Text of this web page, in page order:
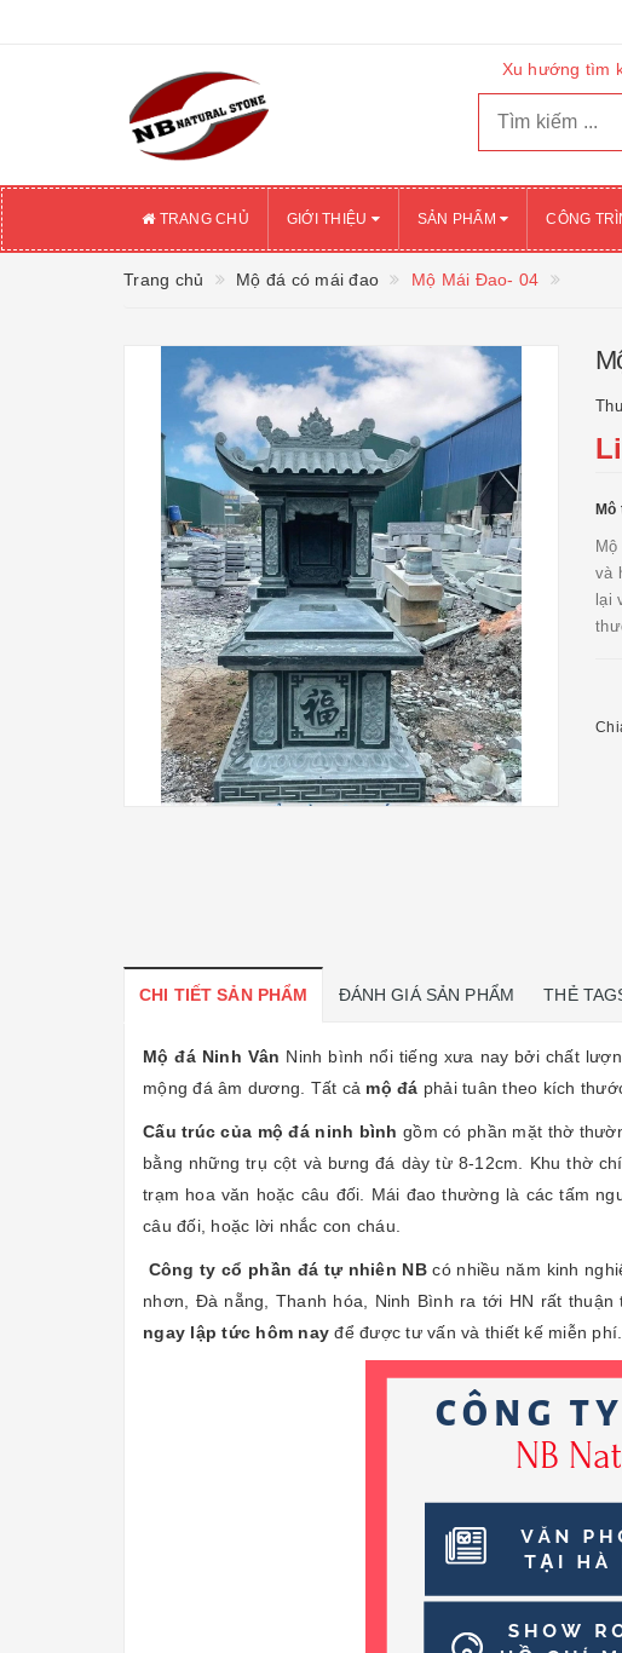
Xu hướng tìm
TRANG CHỦ GIỚI THIỆU SẢN PHẨM CÔNG
Trang chủ Mộ đá có mái đao Mộ Mái Đao- 04
Mô
và
lại
CHI TIẾT SẢN PHẨM ĐÁNH GIÁ SẢN PHẨM THẺ
Mộ đá Ninh Vân Ninh bình nổi tiếng xưa nay bởi chất
mộng đá âm dương. Tất cả mộ đá phải tuân theo kích
Cấu trúc của mộ đá ninh bình gồm có phần mặt thờ
bằng những trụ cột và bưng đá dày từ 8-12cm. Khu thờ
trạm hoa văn hoặc câu đối. Mái đao thường là các tấm
câu đối, hoặc lời nhắc con cháu.
Công ty cổ phần đá tự nhiên NBcó nhiều năm kinh
nhơn, Đà nẵng, Thanh hóa, Ninh Bình ra tới HN rất
ngay lập tức hôm nay để được tư vấn và thiết kế miễn phí.